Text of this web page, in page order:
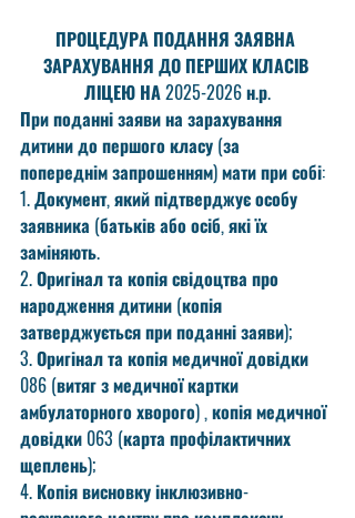
ПРОЦЕДУРА ПОДАННЯ ЗАЯВНА
ЗАРАХУВАННЯ ДО ПЕРШИХ КЛАСІВ
ЛІЦЕЮ НА 2025-2026 н.р.
При поданні заяви на зарахування
дитини до першого класу (за
попереднім запрошенням) мати при собі:
1. Документ, який підтверджує особу
заявника (батьків або осіб, які їх
заміняють.
2. Оригінал та копія свідоцтва про
народження дитини (копія
затверджується при поданні заяви);
3. Оригінал та копія медичної довідки
086 (витяг з медичної картки
амбулаторного хворого) , копія медичної
довідки 063 (карта профілактичних
щеплень);
4. Копія висновку інклюзивно-